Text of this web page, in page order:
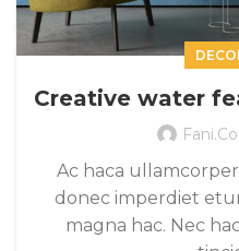
Creative water
Ac haca
donec imperdiet
magna hac. Nec